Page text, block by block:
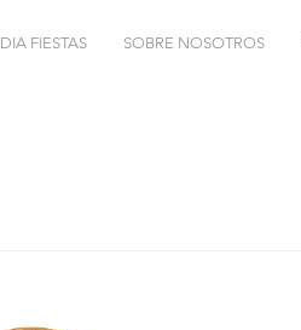
FIESTAS SOBRE NOSOTROS